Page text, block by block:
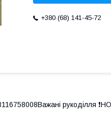
+380 (68) 141-45-72
рукоділля